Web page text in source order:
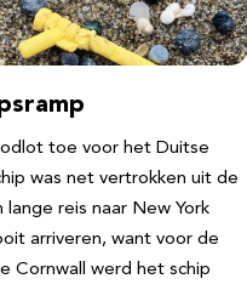
toe voor het Duitse
was net vertrokken uit de
reis naar New York
arriveren, want voor de
Cornwall werd het schip